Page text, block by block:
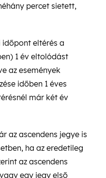
percet sietett,
időpont eltérés a
1 év eltolódást
az események
időben 1 éves
már két év
az ascendens jegye is
ha az eredetileg
az ascendens
egy jegy első